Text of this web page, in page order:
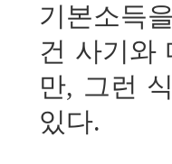
기본소득
건 사기와
만, 그런
있다.